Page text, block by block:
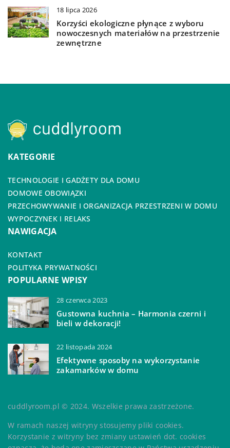
18 lipca 2026
Korzyści ekologiczne płynące z wyboru
nowoczesnych materiałów na przestrzenie
zewnętrzne
KATEGORIE
TECHNOLOGIE I GADŻETY DLA DOMU
DOMOWE OBOWIĄZKI
PRZECHOWYWANIE I ORGANIZACJA PRZESTRZENI W DOMU
WYPOCZYNEK I RELAKS
NAWIGACJA
KONTAKT
POLITYKA PRYWATNOŚCI
POPULARNE WPISY
28 czerwca 2023
Gustowna kuchnia – Harmonia czerni i
bieli w dekoracji!
22 listopada 2024
Efektywne sposoby na wykorzystanie
zakamarków w domu
cuddlyroom.pl © 2024. Wszelkie prawa zastrzeżone.
W ramach naszej witryny stosujemy pliki cookies.
Korzystanie z witryny bez zmiany ustawień dot. cookies